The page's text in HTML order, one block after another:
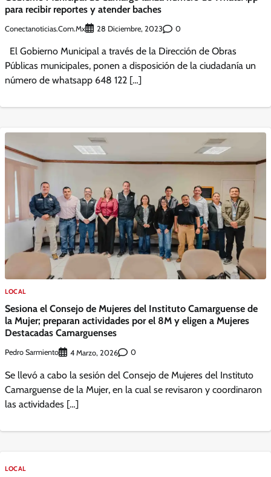
para recibir reportes y atender baches
Conectanoticias.com.mx 28 Diciembre, 2023 0
El Gobierno Municipal a través de la Dirección de Obras
Públicas municipales, ponen a disposición de la ciudadanía un
número de whatsapp 648 122 […]
LOCAL
Sesiona el Consejo de Mujeres del Instituto Camarguense de
la Mujer; preparan actividades por el 8M y eligen a Mujeres
Destacadas Camarguenses
Pedro Sarmiento 4 Marzo, 2026 0
Se llevó a cabo la sesión del Consejo de Mujeres del Instituto
Camarguense de la Mujer, en la cual se revisaron y coordinaron
las actividades […]
LOCAL